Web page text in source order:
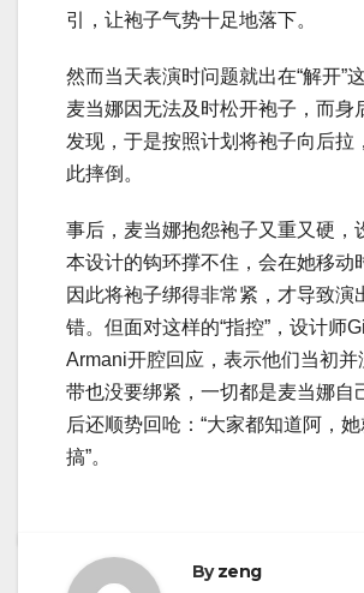
引，让袍子气势十足地落下。
然而当天表演时问题就出在“解开”
麦当娜因无法及时松开袍子，而身
发现，于是按照计划将袍子向后拉
此摔倒。
事后，麦当娜抱怨袍子又重又硬，
本设计的钩环撑不住，会在她移动
因此将袍子绑得非常紧，才导致演
错。但面对这样的“指控”，设计师
Armani开腔回应，表示他们当初并
带也没要绑紧，一切都是麦当娜自
后还顺势回呛：“大家都知道阿，
搞”。
Byzeng